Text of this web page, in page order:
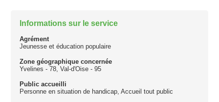
Informations sur le service
Agrément
Jeunesse et éducation populaire
Zone géographique concernée
Yvelines - 78, Val-d'Oise - 95
Public accueilli
Personne en situation de handicap, Accueil tout public